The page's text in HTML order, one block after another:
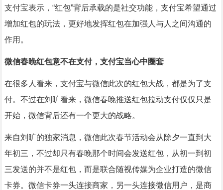
支付宝表示，“红包”背后承载的是社交功能，支付宝希望通过
增加红包的玩法，更好地发挥红包在加强人与人之间沟通的
作用。
微信春晚红包意不在支付，支付宝当心中圈套
在很多人看来，支付宝与微信此次的红包大战，都是为了支
付。不过在刘旷看来，微信春晚推送红包拉动支付仅仅只是
开始，微信背后还有一个更大的战略。
来自刘旷的独家消息，微信此次春节活动会从除夕一直到大
年初三，不过却只有春晚那个时间会发送红包，从初一到初
三发送的并不是红包，而是联合随视传媒为企业打造的微信
卡券。微信卡券一头连接商家，另一头连接微信用户，是商